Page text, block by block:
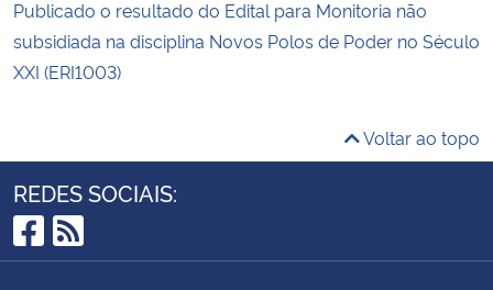
Publicado o resultado do Edital para Monitoria não
subsidiada na disciplina Novos Polos de Poder no Século
XXI (ERI1003)
Voltar ao topo
REDES SOCIAIS:
Facebook
RSS